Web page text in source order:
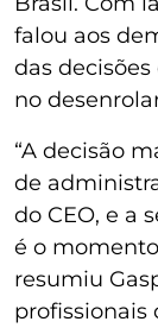
falou aos
das
no
“A decisão
de
do CEO, e a
é o
resumiu
profissionais